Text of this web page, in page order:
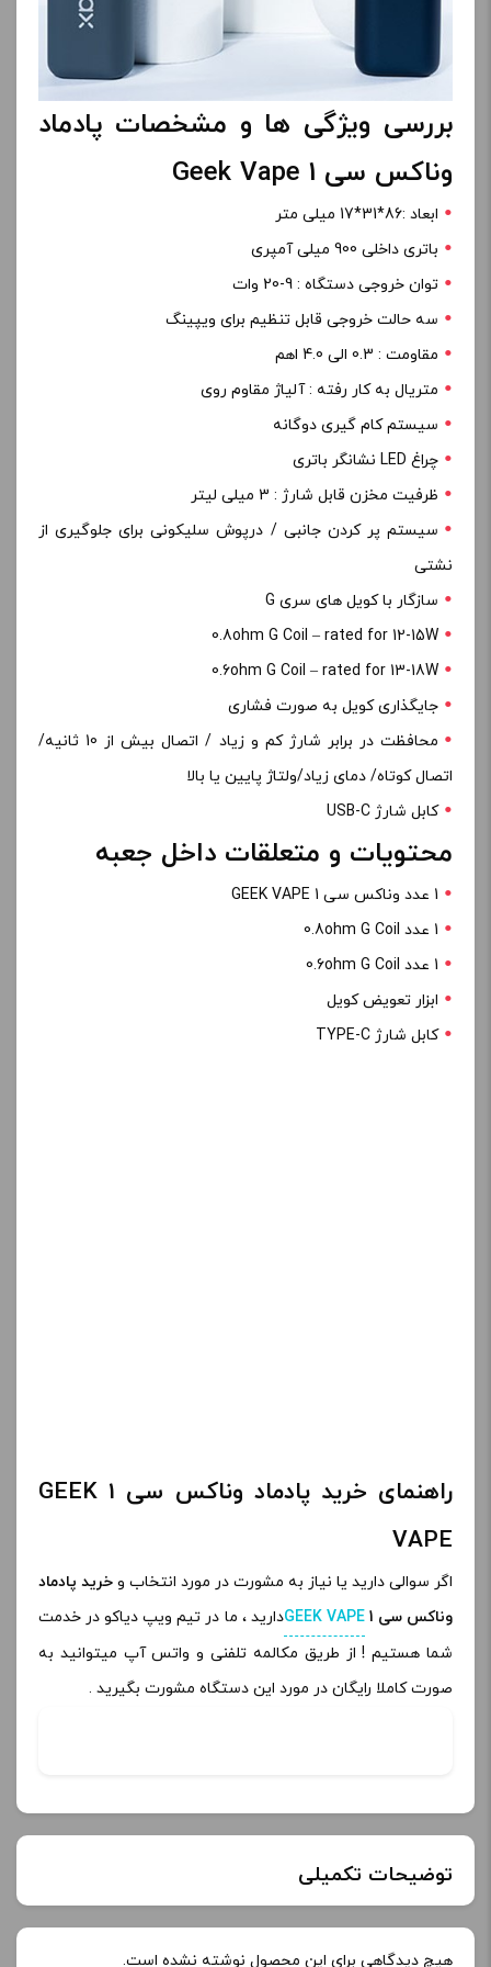
بررسی ویژگی ها و مشخصات پادماد
وناکس سی 1 Geek Vape
ابعاد :86*31*17 میلی متر
باتری داخلی 900 میلی آمپری
توان خروجی دستگاه : 9-20 وات
سه حالت خروجی قابل تنظیم برای ویپینگ
مقاومت : 0.3 الی 4.0 اهم
متریال به کار رفته : آلیاژ مقاوم روی
سیستم کام گیری دوگانه
چراغ LED نشانگر باتری
ظرفیت مخزن قابل شارژ : 3 میلی لیتر
سیستم پر کردن جانبی / درپوش سلیکونی برای جلوگیری از
نشتی
سازگار با کویل های سری G
0.8ohm G Coil – rated for 12-15W
0.6ohm G Coil – rated for 13-18W
جایگذاری کویل به صورت فشاری
محافظت در برابر شارژ کم و زیاد / اتصال بیش از 10 ثانیه/
اتصال کوتاه/ دمای زیاد/ولتاژ پایین یا بالا
کابل شارژ USB-C
محتویات و متعلقات داخل جعبه
1 عدد وناکس سی 1 GEEK VAPE
1 عدد 0.8ohm G Coil
1 عدد 0.6ohm G Coil
ابزار تعویض کویل
کابل شارژ TYPE-C
راهنمای خرید پادماد وناکس سی 1 GEEK
VAPE
اگر سوالی دارید یا نیاز به مشورت در مورد انتخاب و خرید پادماد
وناکس سی 1
GEEK VAPEدارید ، ما در تیم ویپ دیاکو در خدمت
شما هستیم ! از طریق مکالمه تلفنی و واتس آپ میتوانید به
صورت کاملا رایگان در مورد این دستگاه مشورت بگیرید .
توضیحات تکمیلی
رنگ: BLACK, blue, gray, white
هیچ دیدگاهی برای این محصول نوشته نشده است.